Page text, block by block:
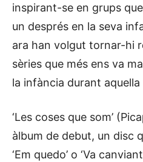
inspirant-se en grups
un després en la seva
ara han volgut tornar-hi
sèries que més ens va
la infància durant aquella
‘Les coses que som’
àlbum de debut, un disc
‘Em quedo’ o ‘Va